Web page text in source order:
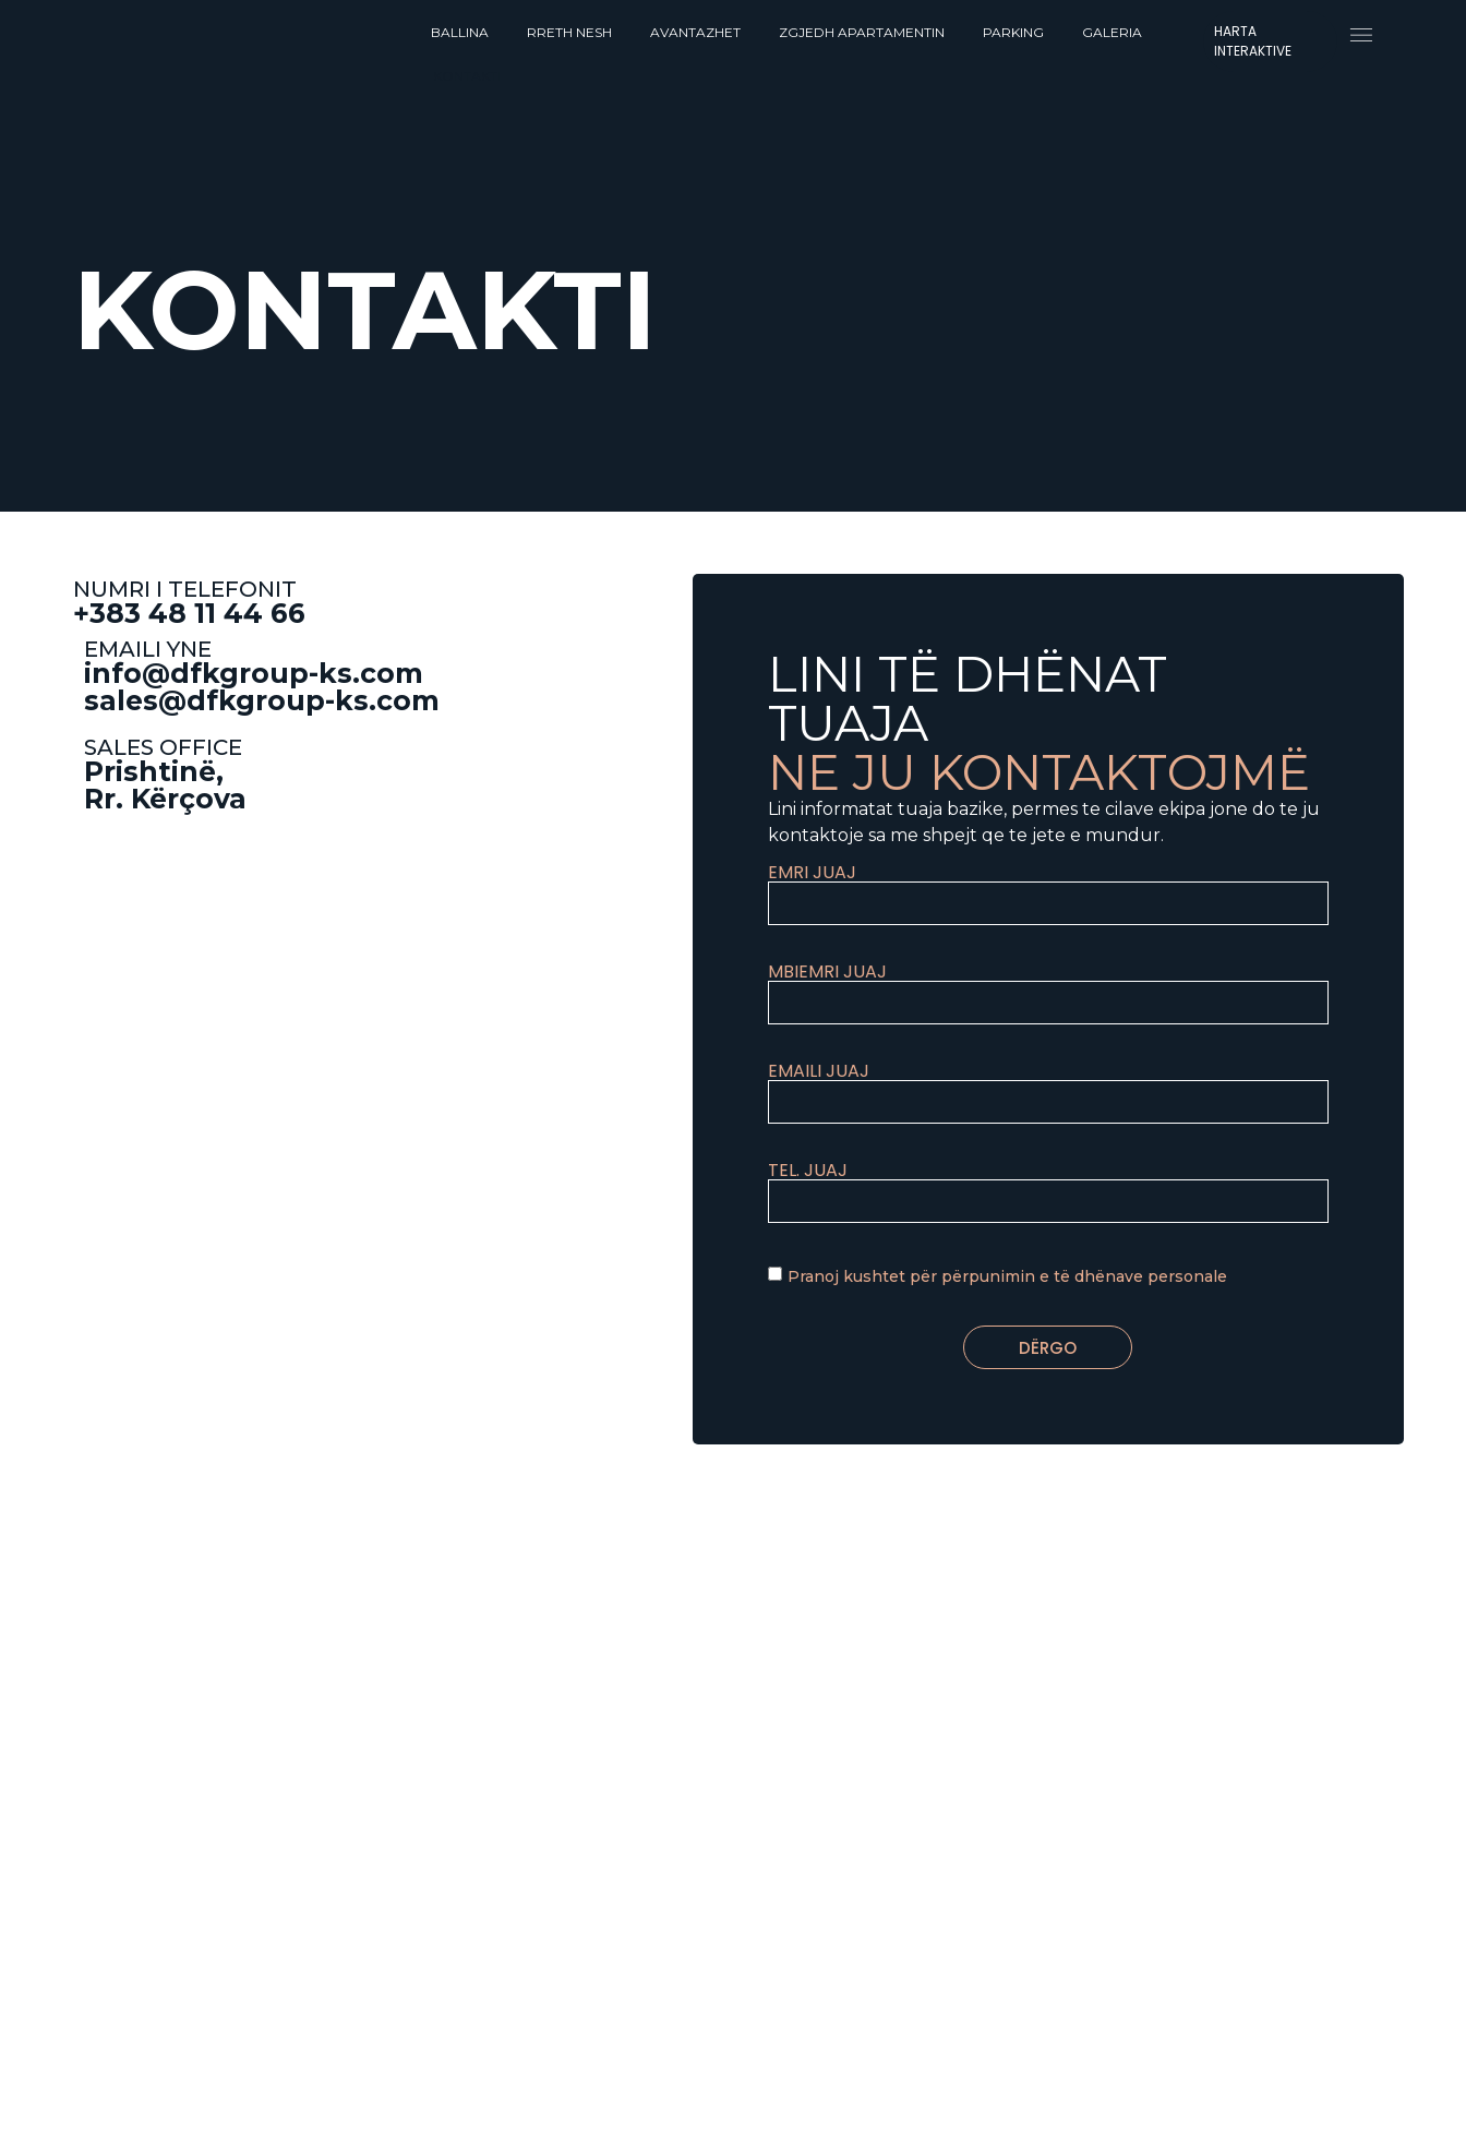
BALLINA RRETH NESH AVANTAZHET ZGJEDH APARTAMENTIN PARKING GALERIA
HARTA
INTERAKTIVE
KONTAKTI
NUMRI I TELEFONIT
+383 48 11 44 66
EMAILI YNE
info@dfkgroup-ks.com
sales@dfkgroup-ks.com
SALES OFFICE
Prishtinë,
Rr. Kërçova
LINI TË DHËNAT
TUAJA
NE JU KONTAKTOJMË
Lini informatat tuaja bazike, permes te cilave ekipa jone do te ju
kontaktoje sa me shpejt qe te jete e mundur.
EMRI JUAJ
MBIEMRI JUAJ
EMAILI JUAJ
TEL. JUAJ
Pranoj kushtet për përpunimin e të dhënave personale
DËRGO